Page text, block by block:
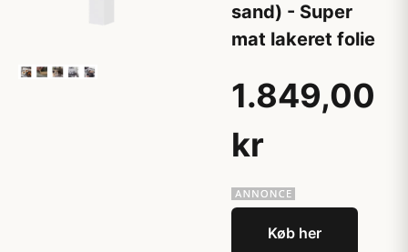
sand) - Super
mat lakeret folie
1.849,00
kr
Køb her